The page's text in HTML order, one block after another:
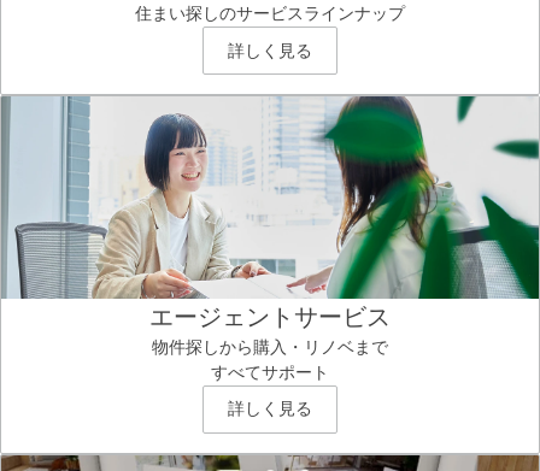
住まい探しのサービスラインナップ
詳しく見る
エージェントサービス
物件探しから購入・リノベまで
すべてサポート
詳しく見る